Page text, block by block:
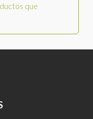
que